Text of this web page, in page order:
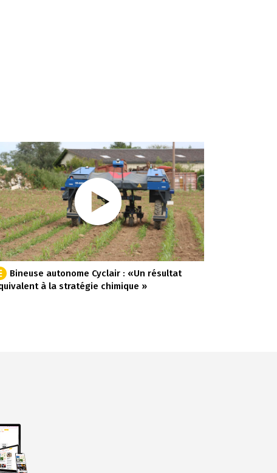
Bineuse autonome Cyclair : «Un résultat
à la stratégie chimique »